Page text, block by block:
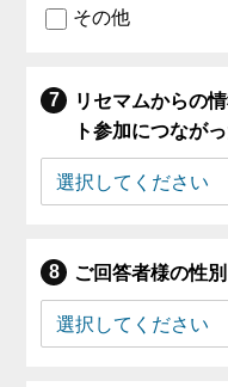
その他
リセマムからの
ト参加につなが
ご回答者様の性